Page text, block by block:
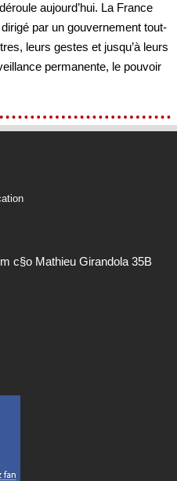
aujourd’hui. La France
par un gouvernement tout-
leurs gestes et jusqu’à leurs
permanente, le pouvoir
c§o Mathieu Girandola 35B